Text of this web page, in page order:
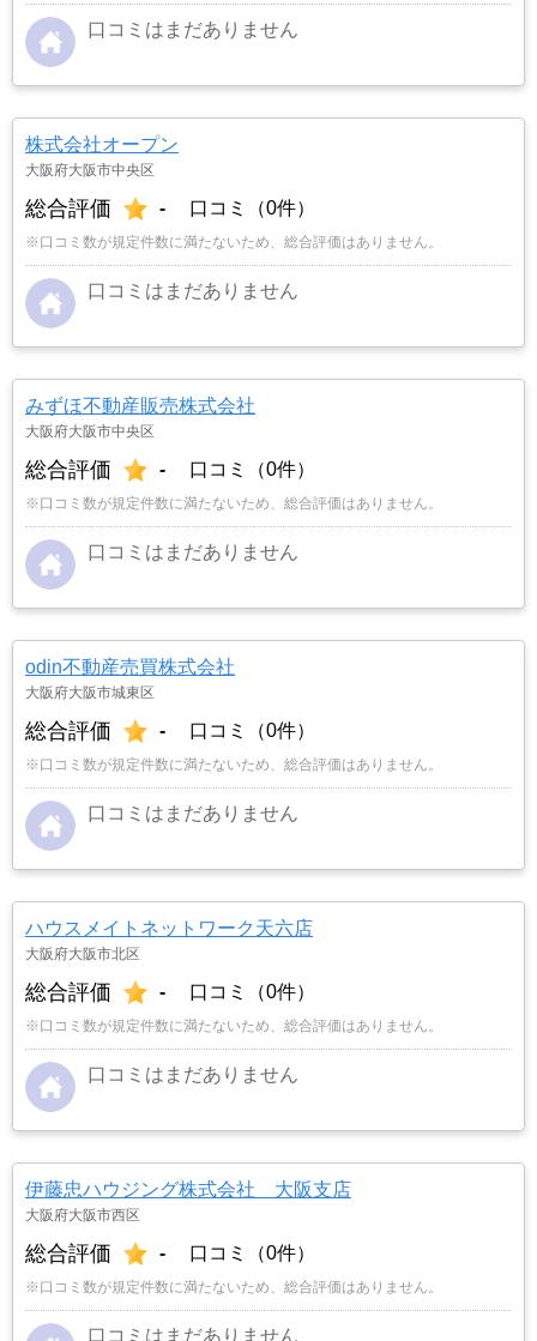
口コミはまだありません
株式会社オープン
大阪府大阪市中央区
総合評価 - 口コミ（0件）
※口コミ数が規定件数に満たないため、総合評価はありません。
口コミはまだありません
みずほ不動産販売株式会社
大阪府大阪市中央区
総合評価 - 口コミ（0件）
※口コミ数が規定件数に満たないため、総合評価はありません。
口コミはまだありません
odin不動産売買株式会社
大阪府大阪市城東区
総合評価 - 口コミ（0件）
※口コミ数が規定件数に満たないため、総合評価はありません。
口コミはまだありません
ハウスメイトネットワーク天六店
大阪府大阪市北区
総合評価 - 口コミ（0件）
※口コミ数が規定件数に満たないため、総合評価はありません。
口コミはまだありません
伊藤忠ハウジング株式会社 大阪支店
大阪府大阪市西区
総合評価 - 口コミ（0件）
※口コミ数が規定件数に満たないため、総合評価はありません。
口コミはまだありません